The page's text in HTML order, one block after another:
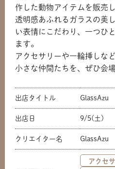
作した動物アイテムを販売し
透明感あふれるガラスの美
い表情にこだわり、一つひ
ます。
アクセサリーや一輪挿しな
小さな仲間たちを、ぜひ会
出店タイトル GlassAzu
出店日 9/5(土)
クリエイター名 GlassAzu
アクセ